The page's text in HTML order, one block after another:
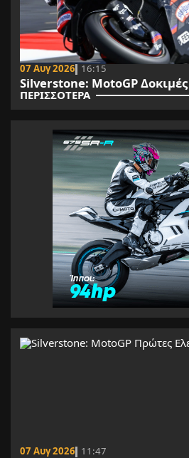
07 Αυγ 2026 16:15
Silverstone: MotoGP Δοκιμές
ΠΕΡΙΣΣΟΤΕΡΑ
07 Αυγ 2026 11:47